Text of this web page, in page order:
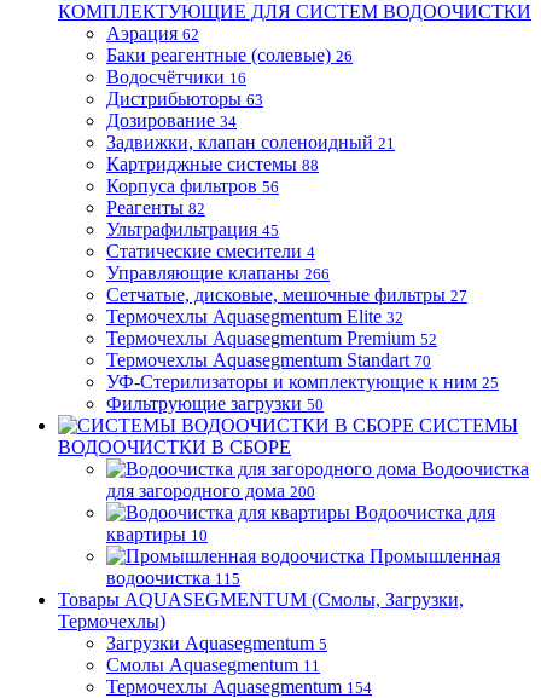
КОМПЛЕКТУЮЩИЕ ДЛЯ СИСТЕМ ВОДООЧИСТКИ
Аэрация 62
Баки реагентные (солевые) 26
Водосчётчики 16
Дистрибьюторы 63
Дозирование 34
Задвижки, клапан соленоидный 21
Картриджные системы 88
Корпуса фильтров 56
Реагенты 82
Ультрафильтрация 45
Статические смесители 4
Управляющие клапаны 266
Сетчатые, дисковые, мешочные фильтры 27
Термочехлы Aquasegmentum Elite 32
Термочехлы Aquasegmentum Premium 52
Термочехлы Aquasegmentum Standart 70
УФ-Стерилизаторы и комплектующие к ним 25
Фильтрующие загрузки 50
СИСТЕМЫ
ВОДООЧИСТКИ В СБОРЕ
Водоочистка
для загородного дома 200
Водоочистка для
квартиры 10
Промышленная
водоочистка 115
Товары AQUASEGMENTUM (Смолы, Загрузки,
Термочехлы)
Загрузки Aquasegmentum 5
Смолы Aquasegmentum 11
Термочехлы Aquasegmentum 154